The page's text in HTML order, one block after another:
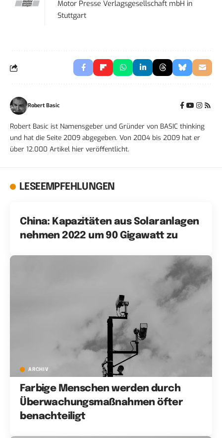
Motor Presse Verlagsgesellschaft mbH in
Stuttgart
Robert Basic
Robert Basic ist Namensgeber und Gründer von BASIC thinking
und hat die Seite 2009 abgegeben. Von 2004 bis 2009 hat er
über 12.000 Artikel hier veröffentlicht.
LESEEMPFEHLUNGEN
China: Kapazitäten aus Solaranlagen
nehmen 2022 um 90 Gigawatt zu
ARCHIV
Farbige Menschen werden durch
Überwachungsmaßnahmen öfter
benachteiligt